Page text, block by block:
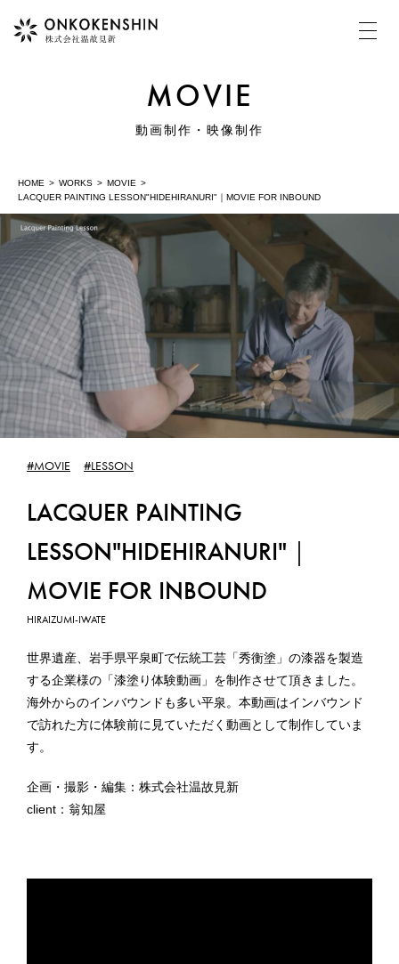
COMPANY
温故見新について
MOVIE
動画制作・映像制作
PHOTOGRAPH
写真撮影
WEB PRODUCTION
WEB制作
GRAPHIC DESIGN
グラフィックデザイン
SUBSCRIPTION
サブスクリプション
WORKS
制作実績
CONTACT
お問合せ／お見積りのご依頼
MOVIE
動画制作・映像制作
HOME WORKS
MOVIE
LACQUER PAINTING LESSON"HIDEHIRANURI"｜MOVIE FOR INBOUND
#MOVIE #LESSON
LACQUER PAINTING
LESSON"HIDEHIRANURI"｜
MOVIE FOR INBOUND
HIRAIZUMI-IWATE
世界遺産、岩手県平泉町で伝統工芸「秀衡塗」の漆器を製造
する企業様の「漆塗り体験動画」を制作させて頂きました。
海外からのインバウンドも多い平泉。本動画はインバウンド
で訪れた方に体験前に見ていただく動画として制作していま
す。
企画・撮影・編集：株式会社温故見新
client：翁知屋